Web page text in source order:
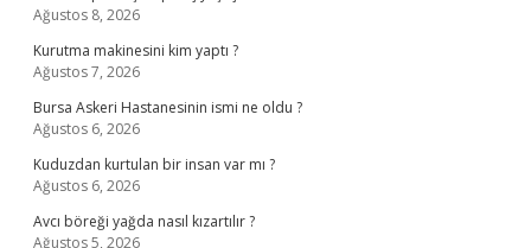
Ağustos 8, 2026
Kurutma makinesini kim yaptı ?
Ağustos 7, 2026
Bursa Askeri Hastanesinin ismi ne oldu ?
Ağustos 6, 2026
Kuduzdan kurtulan bir insan var mı ?
Ağustos 6, 2026
Avcı böreği yağda nasıl kızartılır ?
Ağustos 5, 2026